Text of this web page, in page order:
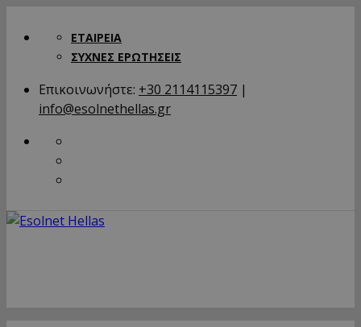
ΕΤΑΙΡΕΙΑ
ΣΥΧΝΕΣ ΕΡΩΤΗΣΕΙΣ
Επικοινωνήστε: +30 2114115397 |
info@esolnethellas.gr